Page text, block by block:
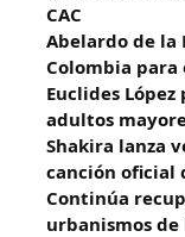
CAC
Abelardo de la
Colombia para
Euclides
adultos
Shakira lanza
canción oficial
Continúa
urbanismos